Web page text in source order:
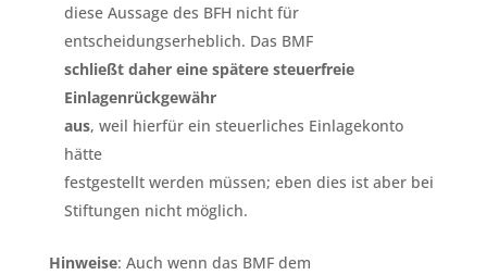
diese Aussage des BFH nicht für
entscheidungserheblich. Das BMF
schließt daher eine spätere steuerfreie
Einlagenrückgewähr
aus, weil hierfür ein steuerliches Einlagekonto
hätte
festgestellt werden müssen; eben dies ist aber bei
Stiftungen nicht möglich.
Hinweise: Auch wenn das BMF dem